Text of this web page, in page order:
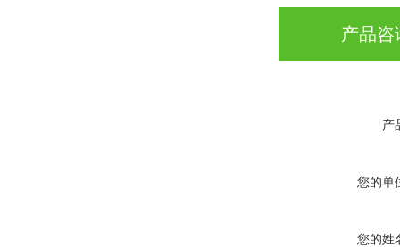
产品咨
产
您的单
您的姓